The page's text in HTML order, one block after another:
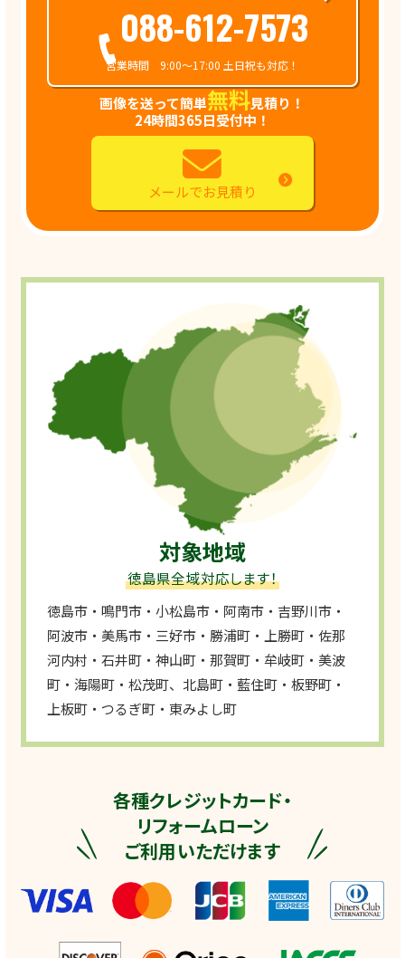
088-612-7573
営業時間 9:00～17:00 土日祝も対応！
画像を送って簡単無料見積り！
24時間365日受付中！
メールでお見積り
対象地域
徳島県全域対応します！
徳島市・鳴門市・小松島市・阿南市・吉野川市・
阿波市・美馬市・三好市・勝浦町・上勝町・佐那
河内村・石井町・神山町・那賀町・牟岐町・美波
町・海陽町・松茂町、北島町・藍住町・板野町・
上板町・つるぎ町・東みよし町
各種クレジットカード・
リフォームローン
ご利用いただけます